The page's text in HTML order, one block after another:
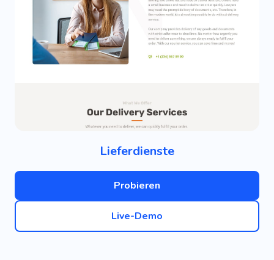
Lieferdienste
Probieren
Live-Demo